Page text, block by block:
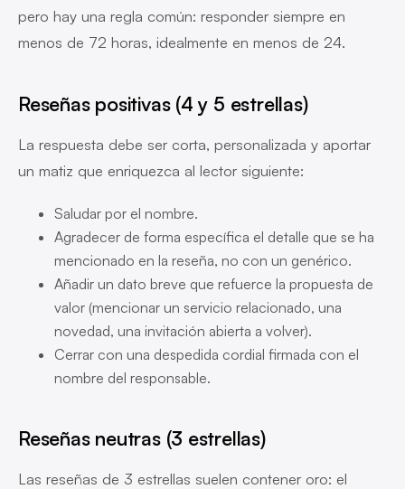
pero hay una regla común: responder siempre en
menos de 72 horas, idealmente en menos de 24.
Reseñas positivas (4 y 5 estrellas)
La respuesta debe ser corta, personalizada y aportar
un matiz que enriquezca al lector siguiente:
Saludar por el nombre.
Agradecer de forma específica el detalle que se ha
mencionado en la reseña, no con un genérico.
Añadir un dato breve que refuerce la propuesta de
valor (mencionar un servicio relacionado, una
novedad, una invitación abierta a volver).
Cerrar con una despedida cordial firmada con el
nombre del responsable.
Reseñas neutras (3 estrellas)
Las reseñas de 3 estrellas suelen contener oro: el